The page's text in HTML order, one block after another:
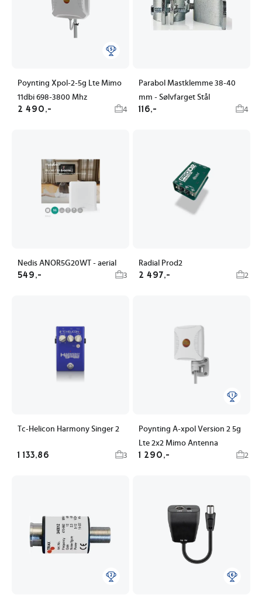
Poynting Xpol-2-5g Lte Mimo
11dbi 698-3800 Mhz
2 490,- 4
Parabol Mastklemme 38-40
mm - Sølvfarget Stål
116,- 4
Nedis ANOR5G20WT - aerial
549,- 3
Radial Prod2
2 497,- 2
Tc-Helicon Harmony Singer 2
1 133,86 3
Poynting A-xpol Version 2 5g
Lte 2x2 Mimo Antenna
1 290,- 2